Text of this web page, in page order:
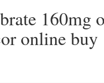
160mg
online buy